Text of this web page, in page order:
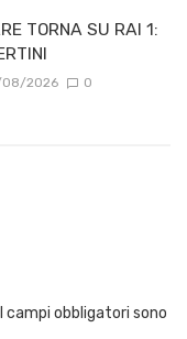
TORNA SU RAI 1:
08/2026 0
I campi obbligatori sono